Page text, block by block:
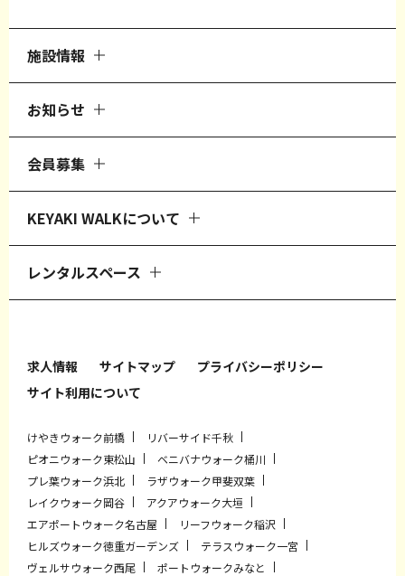
施設情報
お知らせ
会員募集
KEYAKI WALKについて
レンタルスペース
求人情報 サイトマップ
プライバシーポリシー
サイト利用について
けやきウォーク前橋
リバーサイド千秋
ピオニウォーク東松山
ベニバナウォーク桶川
プレ葉ウォーク浜北
ラザウォーク甲斐双葉
レイクウォーク岡谷
アクアウォーク大垣
エアポートウォーク名古屋
リーフウォーク稲沢
ヒルズウォーク徳重ガーデンズ
テラスウォーク一宮
ヴェルサウォーク西尾
ポートウォークみなと